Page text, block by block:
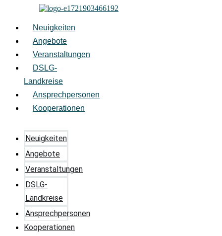
springen
Neuigkeiten
Angebote
Veranstaltungen
DSLG-
Landkreise
Ansprechpersonen
Kooperationen
Neuigkeiten
Angebote
Veranstaltungen
DSLG-
Landkreise
Ansprechpersonen
Kooperationen